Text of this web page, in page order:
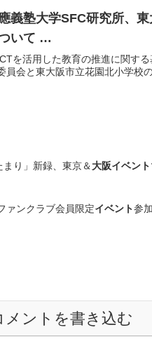
義塾大学SFC研究所、東
いて …
を活用した教育の推進に関す
員会と東大阪市立花園北小学校
り」新録、東京＆ 大阪イベント
ァンクラブ会員限定イベント参
メントを書き込む